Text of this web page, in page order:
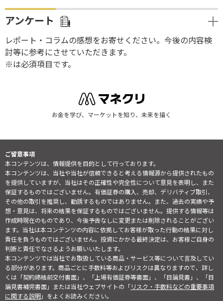
アンケート
レポート・コラムの感想をお寄せください。今後の内容検
討等に参考にさせていただきます。
※は必須項目です。
お金を学び、マーケットを知り、未来を描く
ご留意事項
本コンテンツは、情報提供を目的として行っております。
本コンテンツは、当社や当社が信頼できると考える情報源から提供されたもの
を提供していますが、当社はその正確性や完全性について意見を表明し、また
保証するものではございません。有価証券の購入、売却、デリバティブ取引、
その他の取引を推奨し、勧誘するものではありません。また、過去の実績や予
想・意見は、将来の結果を保証するものではございません。提供する情報等は
作成時現在のものであり、今後予告なしに変更または削除されることがござい
ます。当社は本コンテンツの内容に依拠してお客様が取った行動の結果に対し
責任を負うものではございません。投資にかかる最終決定は、お客様ご自身の
判断と責任でなさるようお願いいたします。
本コンテンツでは当社でお取扱している商品・サービス等について言及してい
る部分があります。商品ごとに手数料等およびリスクは異なりますので、詳し
くは「契約締結前交付書面」、「上場有価証券等書面」、「目論見書」、「目
論見書補完書面」または当社ウェブサイトの「リスク・手数料などの重要事項
に関する説明」をよくお読みください。